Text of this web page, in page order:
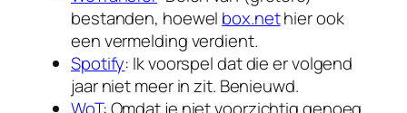
bestanden, hoewel box.nethier ook
een vermelding verdient.
Spotify: Ik voorspel dat die er volgend
jaar niet meer in zit. Benieuwd.